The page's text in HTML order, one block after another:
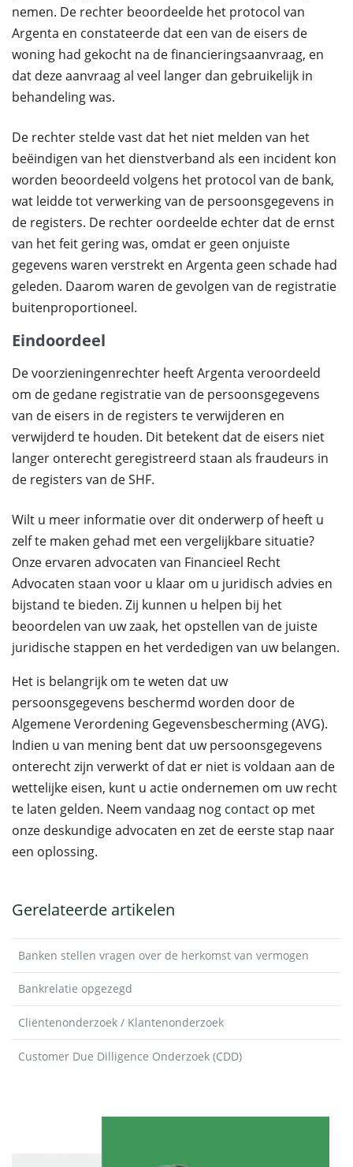
nemen. De rechter beoordeelde het protocol van
Argenta en constateerde dat een van de eisers de
woning had gekocht na de financieringsaanvraag, en
dat deze aanvraag al veel langer dan gebruikelijk in
behandeling was.
De rechter stelde vast dat het niet melden van het
beëindigen van het dienstverband als een incident kon
worden beoordeeld volgens het protocol van de bank,
wat leidde tot verwerking van de persoonsgegevens in
de registers. De rechter oordeelde echter dat de ernst
van het feit gering was, omdat er geen onjuiste
gegevens waren verstrekt en Argenta geen schade had
geleden. Daarom waren de gevolgen van de registratie
buitenproportioneel.
Eindoordeel
De voorzieningenrechter heeft Argenta veroordeeld
om de gedane registratie van de persoonsgegevens
van de eisers in de registers te verwijderen en
verwijderd te houden. Dit betekent dat de eisers niet
langer onterecht geregistreerd staan als fraudeurs in
de registers van de SHF.
Wilt u meer informatie over dit onderwerp of heeft u
zelf te maken gehad met een vergelijkbare situatie?
Onze ervaren advocaten van Financieel Recht
Advocaten staan voor u klaar om u juridisch advies en
bijstand te bieden. Zij kunnen u helpen bij het
beoordelen van uw zaak, het opstellen van de juiste
juridische stappen en het verdedigen van uw belangen.
Het is belangrijk om te weten dat uw
persoonsgegevens beschermd worden door de
Algemene Verordening Gegevensbescherming (AVG).
Indien u van mening bent dat uw persoonsgegevens
onterecht zijn verwerkt of dat er niet is voldaan aan de
wettelijke eisen, kunt u actie ondernemen om uw recht
te laten gelden. Neem vandaag nog contact op met
onze deskundige advocaten en zet de eerste stap naar
een oplossing.
Gerelateerde artikelen
Banken stellen vragen over de herkomst van vermogen
Bankrelatie opgezegd
Cliëntenonderzoek / Klantenonderzoek
Customer Due Dilligence Onderzoek (CDD)